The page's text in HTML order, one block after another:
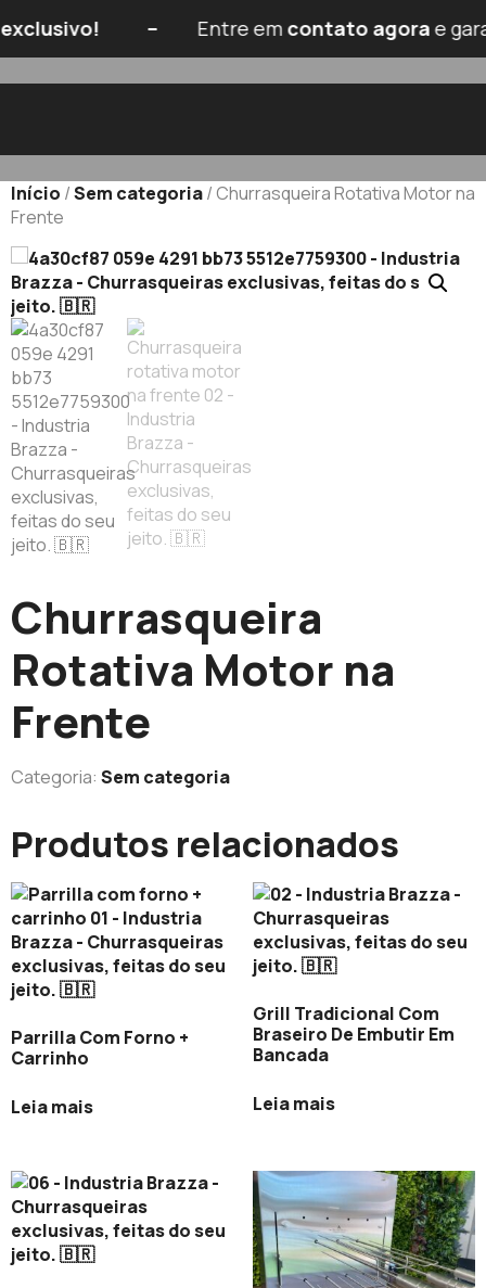
exclusivo! – Entre emcontato agorae
Início /Sem categoria/ Churrasqueira Rotativa Motor na
Frente
Churrasqueira
Rotativa Motor na
Frente
Categoria: Sem categoria
Produtos relacionados
Parrilla Com Forno +
Carrinho
Leia mais
Grill Tradicional Com
Braseiro De Embutir Em
Bancada
Leia mais